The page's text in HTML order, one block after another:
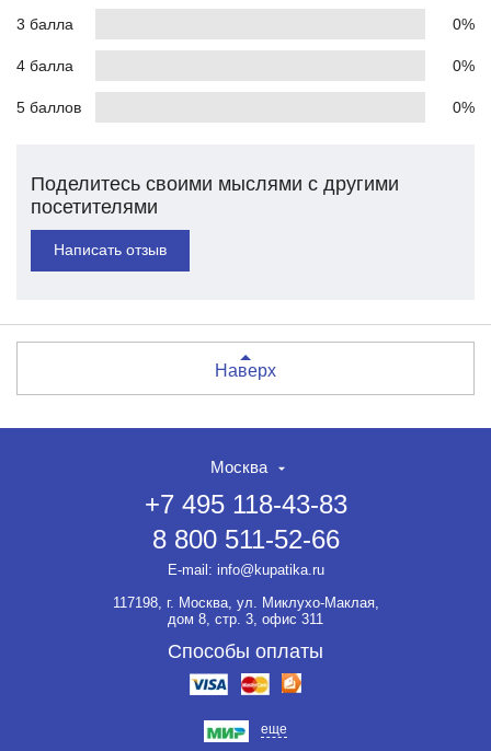
3 балла 0%
4 балла 0%
5 баллов 0%
Поделитесь своими мыслями с другими
посетителями
Написать отзыв
Наверх
Москва
+7 495 118-43-83
8 800 511-52-66
E-mail: info@kupatika.ru
117198, г. Москва, ул. Миклухо-Маклая,
дом 8, стр. 3, офис 311
Способы оплаты
еще